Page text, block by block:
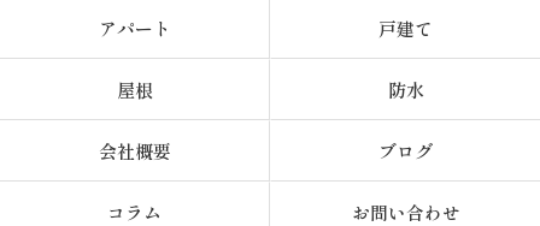
アパート 戸建て
屋根 防水
会社概要 ブログ
コラム お問い合わせ